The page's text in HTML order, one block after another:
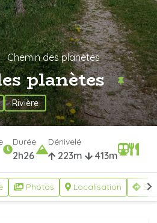
Chemin des planètes
planètes
Rivière
Durée
2h26
Dénivelé
223m 413m
Photos Localisation S'y